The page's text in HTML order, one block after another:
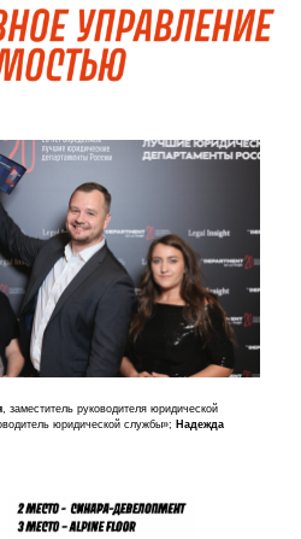
, заместитель руководителя юридической
юридической службы»; Надежда